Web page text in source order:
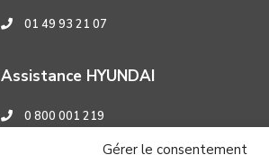
Gérer le consentement
01 49 93 21 07
Assistance HYUNDAI
0 800 001 219